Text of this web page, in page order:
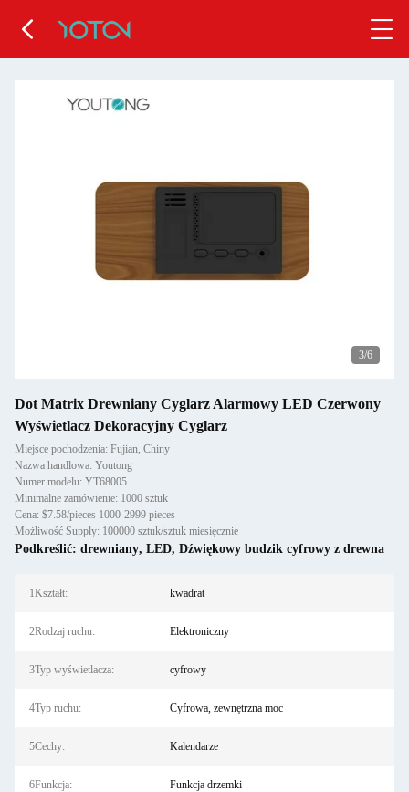
4/6
Dot Matrix Drewniany Cyglarz Alarmowy LED Czerwony
Wyświetlacz Dekoracyjny Cyglarz
Miejsce pochodzenia: Fujian, Chiny
Nazwa handlowa: Youtong
Numer modelu: YT68005
Minimalne zamówienie: 1000 sztuk
Cena: $7.58/pieces 1000-2999 pieces
Możliwość Supply: 100000 sztuk/sztuk miesięcznie
Podkreślić: drewniany, LED, Dźwiękowy budzik cyfrowy z drewna
1Kształt: kwadrat
2Rodzaj ruchu: Elektroniczny
3Typ wyświetlacza: cyfrowy
4Typ ruchu: Cyfrowa, zewnętrzna moc
5Cechy: Kalendarze
6Funkcja: Funkcja drzemki